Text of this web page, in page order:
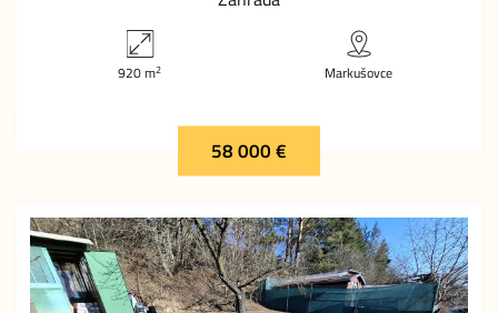
920 m2 Markušovce
58 000 €